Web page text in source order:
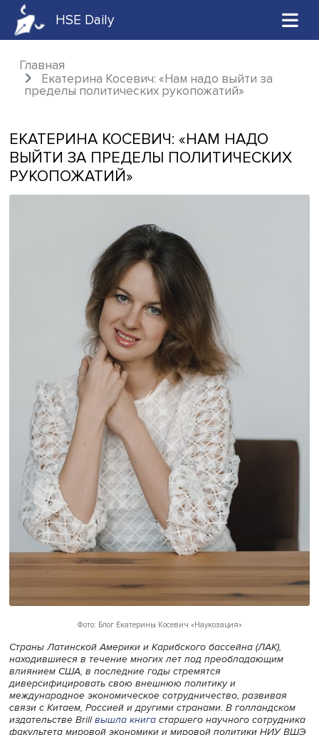
HSE Daily
Главная
Екатерина Косевич: «Нам надо выйти за
ЕКАТЕРИНА КОСЕВИЧ: «НАМ НАДО
ВЫЙТИ ЗА ПРЕДЕЛЫ
РУКОПОЖАТИЙ»
Фото: Блог Екатерины Косевич «Наукозация»